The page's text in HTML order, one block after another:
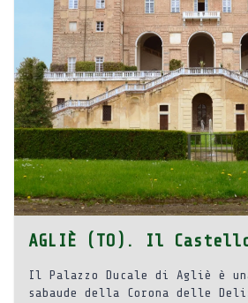
AGLIÈ (TO). Il
Il Palazzo Ducale di Agliè è
sabaude della Corona delle